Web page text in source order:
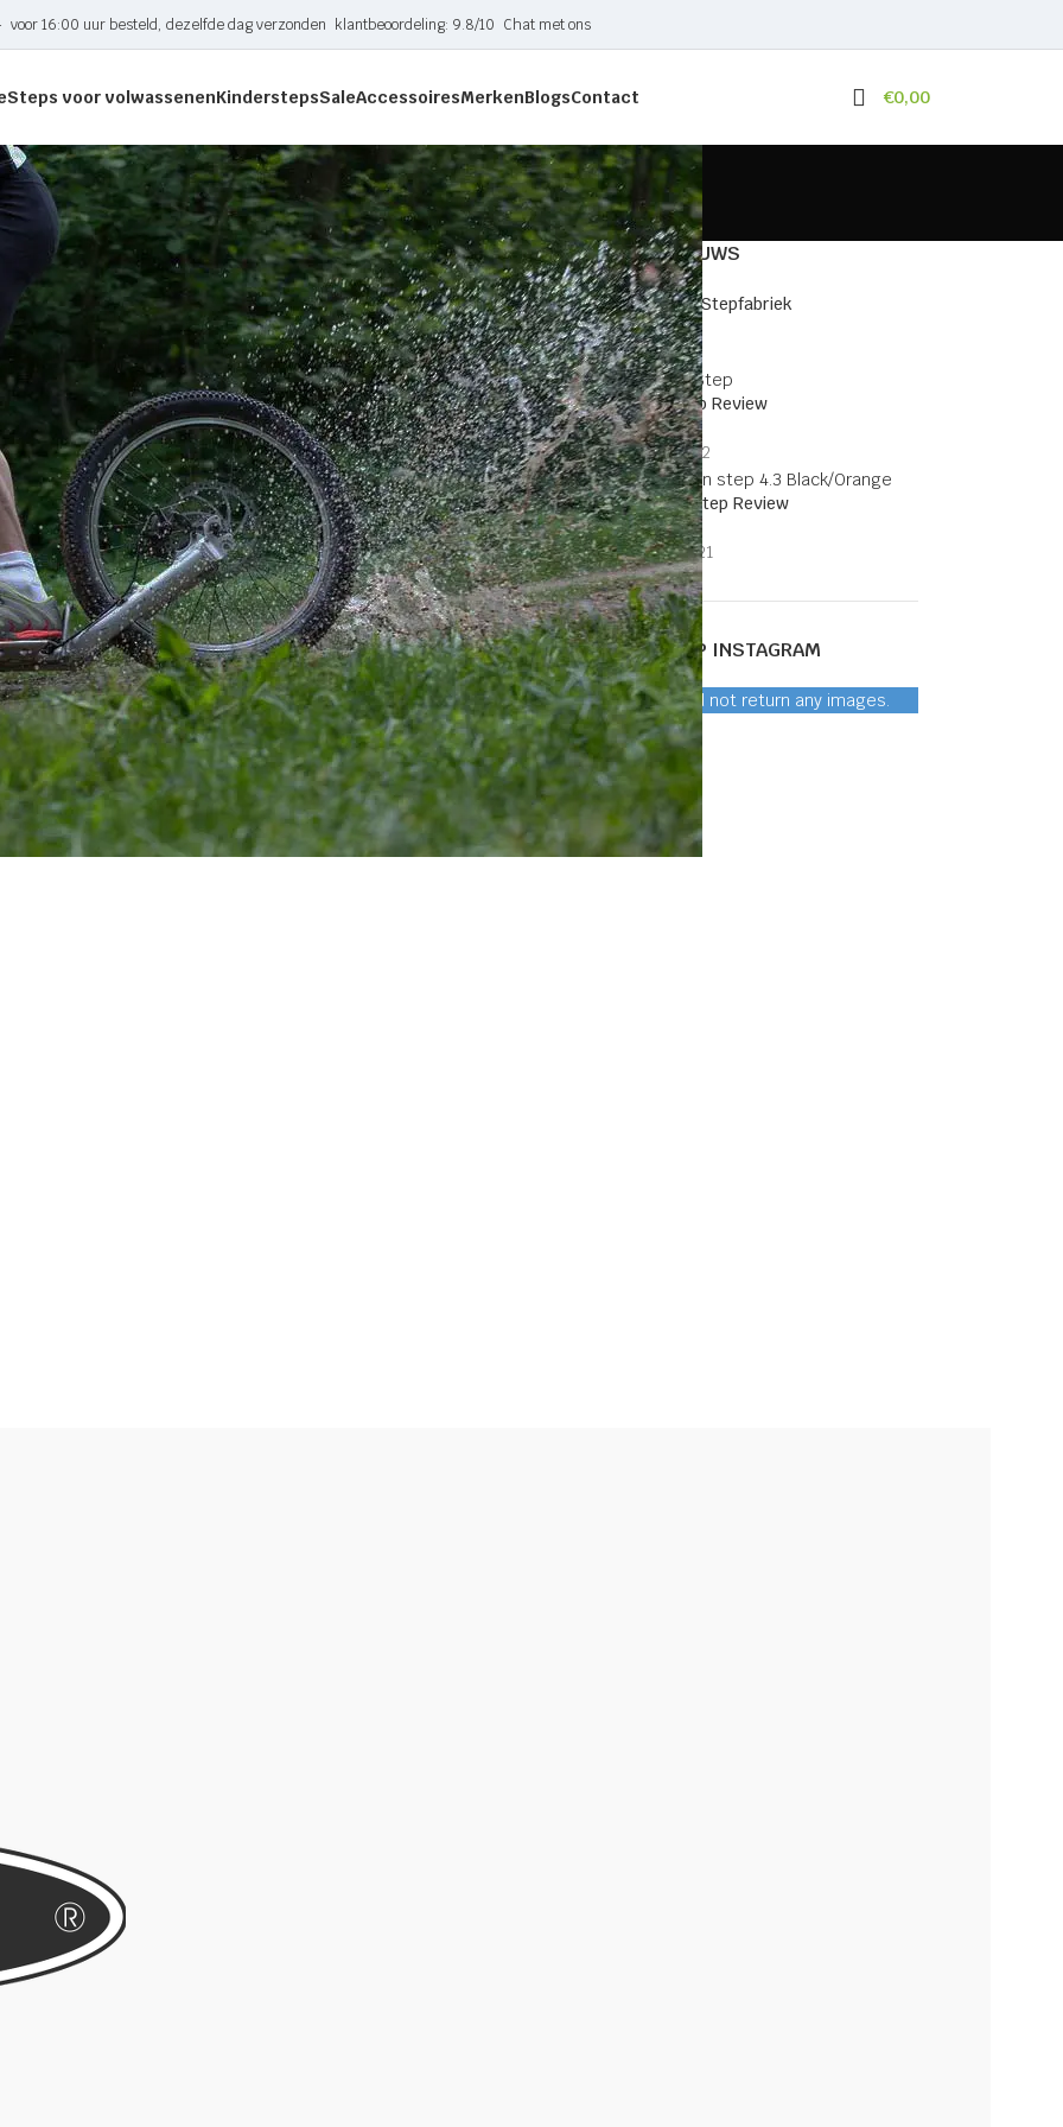
voor 16:00 uur besteld, dezelfde dag verzonden klantbeoordeling: 9.8/10 Chat met ons
Steps voor volwassenenKinderstepsSaleAccessoiresMerkenBlogsContact €0,00
LAATSTE NIEUWS
E Steps van de Stepfabriek
1 juli 2022
Yedoo City Step Review
12 februari 2022
Crussis Urban Step Review
26 oktober 2021
VOLG ONS OP INSTAGRAM
Instagram did not return any images.